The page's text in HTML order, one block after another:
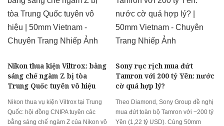
Nikon thua kiện Viltrox: bằng
sáng chế ngàm Z bị tòa
Trung Quốc tuyên vô hiệu
Nikon thua vụ kiện Viltrox tại Trung
Quốc: hội đồng CNIPA tuyên các
bằng sáng chế ngàm Z của Nikon vô
Sony rục rịch mua đứt
Tamron với 200 tỷ Yên: nước
cờ quá hợp lý?
Theo Diamond, Sony Group đề nghị
mua đứt toàn bộ Tamron với ~200 tỷ
Yên (1,22 tỷ USD). Cùng 50mm